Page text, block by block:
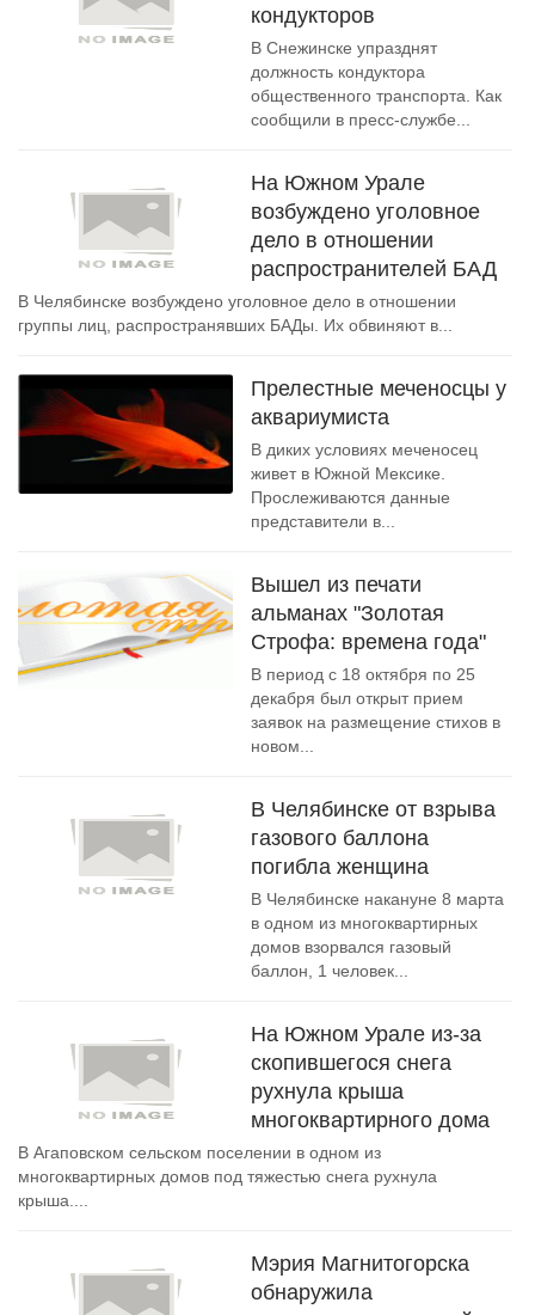
кондукторов
В Снежинске упразднят
должность кондуктора
общественного транспорта. Как
сообщили в пресс-службе...
На Южном Урале
возбуждено уголовное
дело в отношении
распространителей БАД
В Челябинске возбуждено уголовное дело в отношении
группы лиц, распространявших БАДы. Их обвиняют в...
Прелестные меченосцы у
аквариумиста
В диких условиях меченосец
живет в Южной Мексике.
Прослеживаются данные
представители в...
Вышел из печати
альманах "Золотая
Строфа: времена года"
В период с 18 октября по 25
декабря был открыт прием
заявок на размещение стихов в
новом...
В Челябинске от взрыва
газового баллона
погибла женщина
В Челябинске накануне 8 марта
в одном из многоквартирных
домов взорвался газовый
баллон, 1 человек...
На Южном Урале из-за
скопившегося снега
рухнула крыша
многоквартирного дома
В Агаповском сельском поселении в одном из
многоквартирных домов под тяжестью снега рухнула
крыша....
Мэрия Магнитогорска
обнаружила